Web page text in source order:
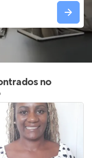
no